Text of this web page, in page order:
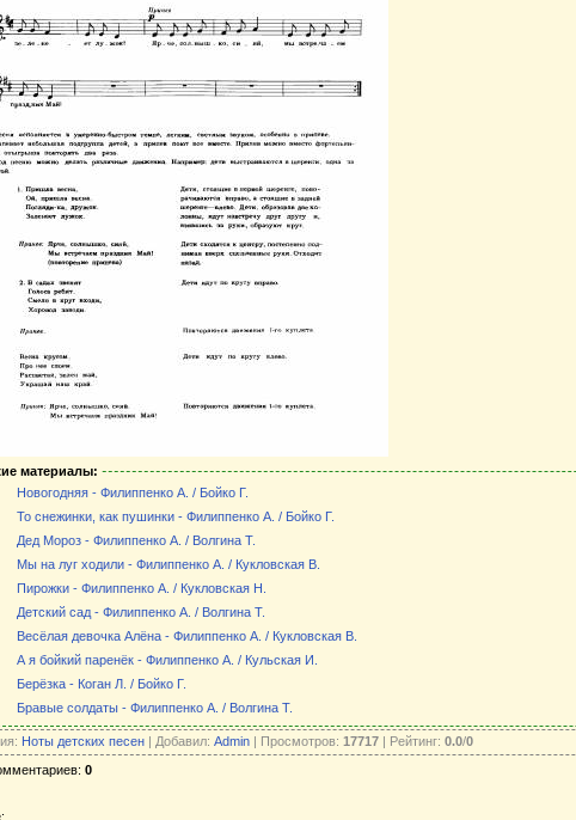
материалы:
Новогодняя - Филиппенко А. / Бойко Г.
То снежинки, как пушинки - Филиппенко А. / Бойко Г.
Дед Мороз - Филиппенко А. / Волгина Т.
Мы на луг ходили - Филиппенко А. / Кукловская В.
Пирожки - Филиппенко А. / Кукловская Н.
Детский сад - Филиппенко А. / Волгина Т.
Весёлая девочка Алёна - Филиппенко А. / Кукловская В.
А я бойкий паренёк - Филиппенко А. / Кульская И.
Берёзка - Коган Л. / Бойко Г.
Бравые солдаты - Филиппенко А. / Волгина Т.
Ноты детских песен | Добавил: Admin | Просмотров: 17717 | Рейтинг: 0.0/0
0